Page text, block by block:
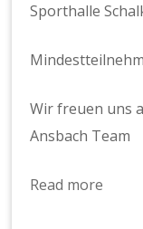
Sporthalle
Wir freuen uns
Ansbach Team
Read more